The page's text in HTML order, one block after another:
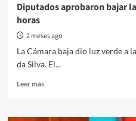
Diputados aprobaron bajar
horas
2 meses ago
La Cámara baja dio luz verde a
da Silva. El...
Leer másRead
Diputados